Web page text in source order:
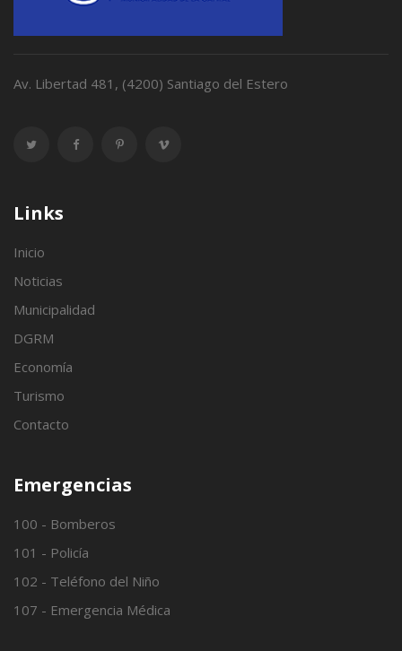
Av. Libertad 481, (4200) Santiago del Estero
Links
Inicio
Noticias
Municipalidad
DGRM
Economía
Turismo
Contacto
Emergencias
100 - Bomberos
101 - Policía
102 - Teléfono del Niño
107 - Emergencia Médica